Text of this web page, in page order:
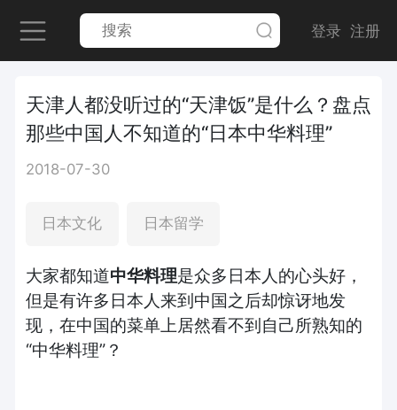
登录 注册
天津人都没听过的“天津饭”是什么？盘点
那些中国人不知道的“日本中华料理”
2018-07-30
日本文化 日本留学
大家都知道中华料理是众多日本人的心头好，
但是有许多日本人来到中国之后却惊讶地发
现，在中国的菜单上居然看不到自己所熟知的
“中华料理”？